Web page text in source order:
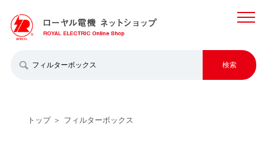
検索
トップ フィルターボックス